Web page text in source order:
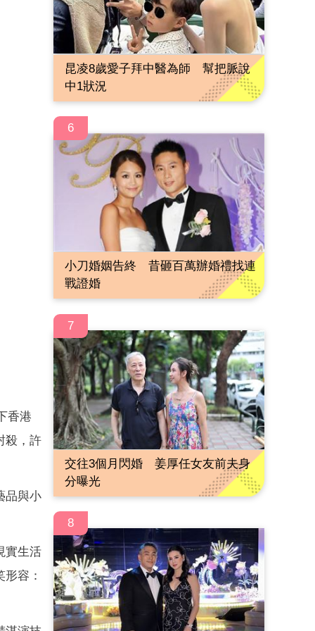
香港
殺，許
品與小
實生活
容：
昆凌8歲愛子拜中醫為師 幫把脈說
中1狀況
6
小刀婚姻告終 昔砸百萬辦婚禮找連
戰證婚
7
交往3個月閃婚 姜厚任女友前夫身
分曝光
8